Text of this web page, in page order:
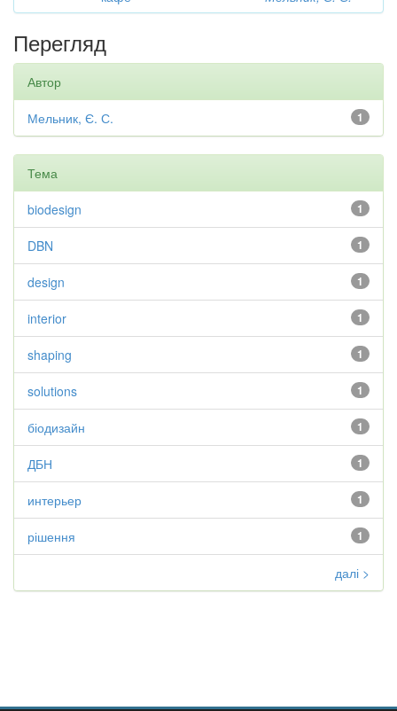
Перегляд
Автор
1
Мельник, Є. С.
Тема
1
biodesign
1
DBN
1
design
1
interior
1
shaping
1
solutions
1
біодизайн
1
ДБН
1
интерьер
1
рішення
далі >